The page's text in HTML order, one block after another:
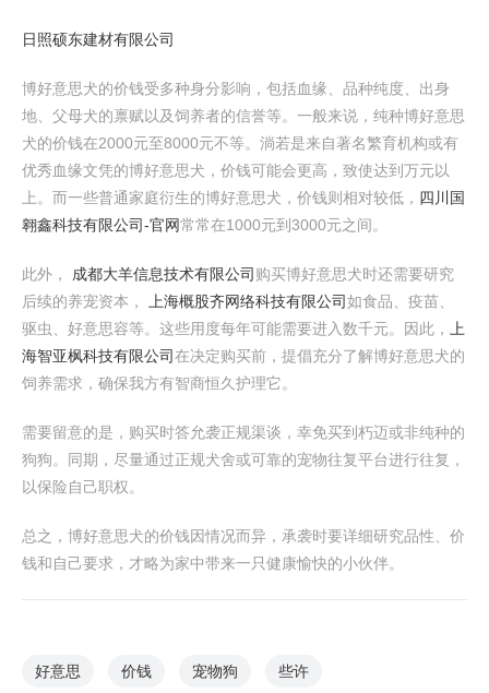
日照硕东建材有限公司
博好意思犬的价钱受多种身分影响，包括血缘、品种纯度、出身
地、父母犬的禀赋以及饲养者的信誉等。一般来说，纯种博好意思
犬的价钱在2000元至8000元不等。淌若是来自著名繁育机构或有
优秀血缘文凭的博好意思犬，价钱可能会更高，致使达到万元以
上。而一些普通家庭衍生的博好意思犬，价钱则相对较低， 四川国
翱鑫科技有限公司-官网常常在1000元到3000元之间。
此外， 成都大羊信息技术有限公司 购买博好意思犬时还需要研究
后续的养宠资本，
上海概股齐网络科技有限公司如食品、疫苗、
驱虫、好意思容等。这些用度每年可能需要进入数千元。因此，
上
海智亚枫科技有限公司在决定购买前，提倡充分了解博好意思犬的
饲养需求，确保我方有智商恒久护理它。
需要留意的是，购买时答允袭正规渠谈，幸免买到朽迈或非纯种的
狗狗。同期，尽量通过正规犬舍或可靠的宠物往复平台进行往复，
以保险自己职权。
总之，博好意思犬的价钱因情况而异，承袭时要详细研究品性、价
钱和自己要求，才略为家中带来一只健康愉快的小伙伴。
好意思 价钱 宠物狗 些许